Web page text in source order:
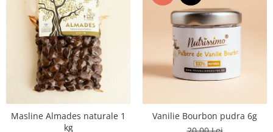
Masline Almades naturale 1
kg
Vanilie Bourbon pudra 6g